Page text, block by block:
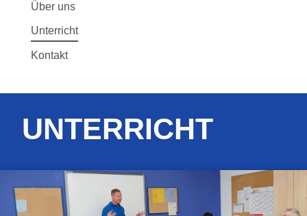
Über uns
Unterricht
Kontakt
UNTERRICHT